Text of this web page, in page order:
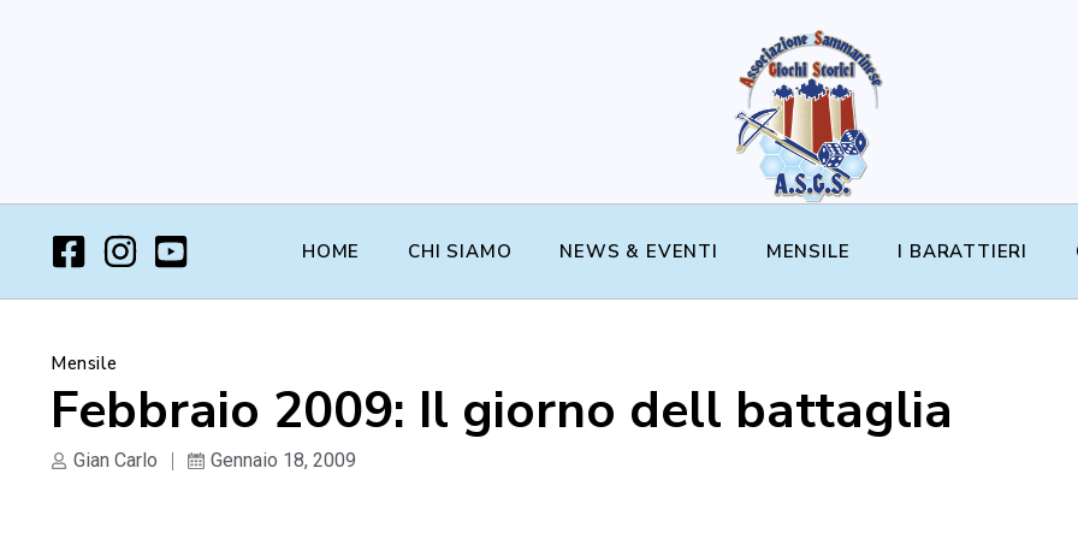
HOME CHI SIAMO NEWS & EVENTI MENSILE I BARATTIERI
Mensile
Febbraio 2009: Il giorno dell battaglia
Gian Carlo Gennaio 18, 2009